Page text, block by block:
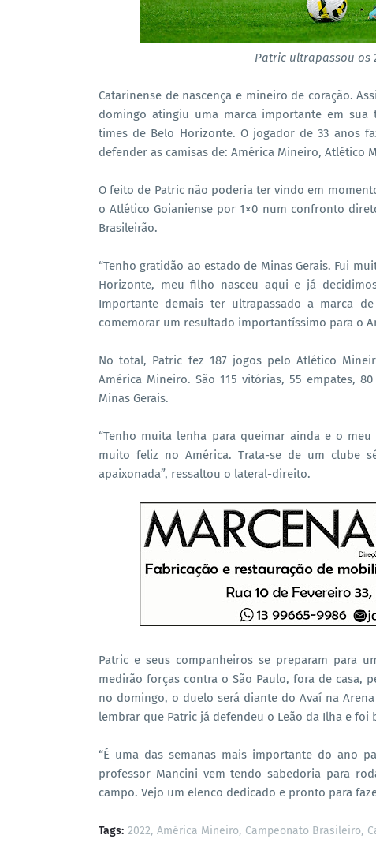
Patric ultrapassou os
Catarinense de nascença e mineiro de coração.
domingo atingiu uma marca importante em
times de Belo Horizonte. O jogador de 33 anos
defender as camisas de: América Mineiro, Atlético
O feito de Patric não poderia ter vindo em
o Atlético Goianiense por 1×0 num confronto
Brasileirão.
“Tenho gratidão ao estado de Minas Gerais. Fui
Horizonte, meu filho nasceu aqui e já
Importante demais ter ultrapassado a marca
comemorar um resultado importantíssimo para o
No total, Patric fez 187 jogos pelo Atlético
América Mineiro. São 115 vitórias, 55 empates,
Minas Gerais.
“Tenho muita lenha para queimar ainda e o
muito feliz no América. Trata-se de um clube
apaixonada”, ressaltou o lateral-direito.
Patric e seus companheiros se preparam para
medirão forças contra o São Paulo, fora de casa,
no domingo, o duelo será diante do Avaí na
lembrar que Patric já defendeu o Leão da Ilha e foi
“É uma das semanas mais importante do ano
professor Mancini vem tendo sabedoria para
campo. Vejo um elenco dedicado e pronto para
Tags: 2022 América Mineiro Campeonato Brasileiro